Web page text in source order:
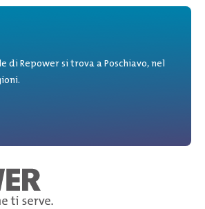
di Repower si trova a Poschiavo, nel